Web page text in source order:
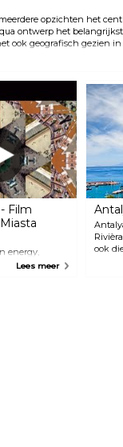
opzichten het
ontwerp het
ook geografisch gezien
een gemakkelijke
Nationaal Park, met zijn
National Park met
afgrijselijke,
Film
energy,
Lees meer
ook
voor